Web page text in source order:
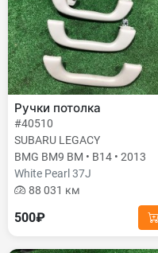
Ручки потолка
#40510
SUBARU LEGACY
BMG BM9 BM • B14 • 2013
White Pearl 37J
88 031 км
500₽